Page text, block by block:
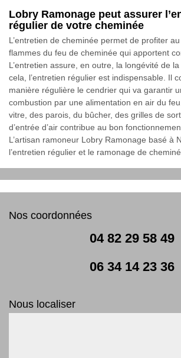
Lobry Ramonage peut assurer
régulier de votre cheminée
L’entretien de cheminée permet de profiter
flammes du feu de cheminée qui apportent
L’entretien assure, en outre, la longévité de
cela, l’entretien régulier est indispensable. Il
manière régulière le cendrier qui va garantir
combustion par une alimentation en air du
vitre, des parois, du bûcher, des grilles de
d’entrée d’air contribue au bon
L’artisan ramoneur Lobry Ramonage basé à
l’entretien régulier et le ramonage de
Nos coordonnées
04 82 29 58 49
06 34 14 23 36
Nous localiser